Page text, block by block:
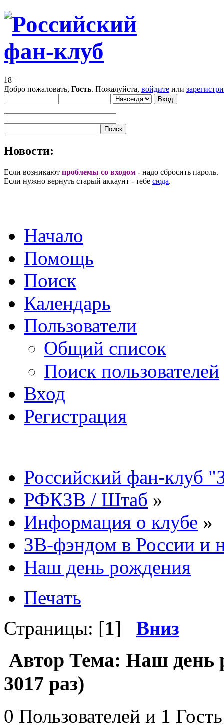
18+
Добро пожаловать, Гость. Пожалуйста, войдите или
Новости:
Если возникают проблемы со входом - надо сбросить пароль.
Если нужно вернуть старый аккаунт - тебе сюда.
Начало
Помощь
Поиск
Календарь
Пользователи
Общий список
Поиск пользователей
Вход
Регистрация
Российский фан-клуб
РФКЗВ / Штаб »
Информация о клубе »
ЗВ-фэндом в России и
Наш день рождения
Печать
Страницы: [1] Вниз
Автор Тема: Наш день
3017 раз)
0 Пользователей и 1